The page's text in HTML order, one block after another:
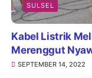
SULSEL
Kabel Listrik
Merenggut
SEPTEMBER 14, 2022